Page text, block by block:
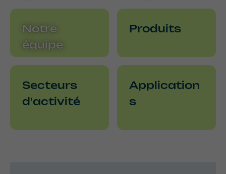
Environnement, Social
et Gouvernance
Notre
équipe
Produits
Secteurs
d'activité
Application
s